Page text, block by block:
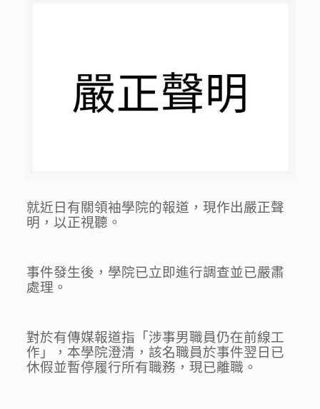
就近日有關領袖學院的報道，現作出嚴正聲
明，以正視聽。
事件發生後，學院已立即進行調查並已嚴肅
處理。
對於有傳媒報道指「涉事男職員仍在前線工
作」，本學院澄清，該名職員於事件翌日已
休假並暫停履行所有職務，現已離職。